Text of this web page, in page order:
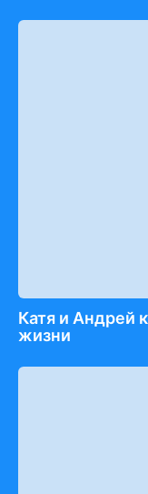
Катя и Андрей
жизни